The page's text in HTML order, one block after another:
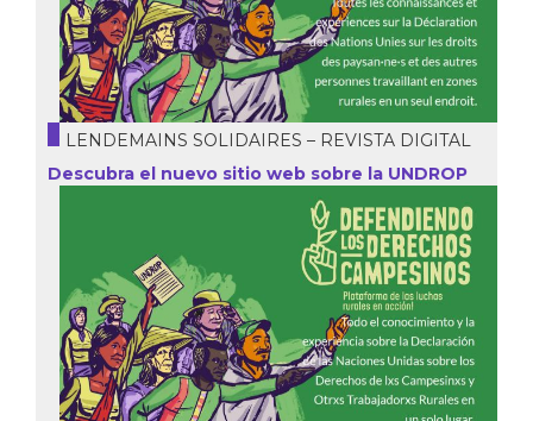
LENDEMAINS SOLIDAIRES – REVISTA DIGITAL
Descubra el nuevo sitio web sobre la UNDROP